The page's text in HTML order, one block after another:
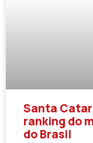
Santa
ranking do
do Brasil